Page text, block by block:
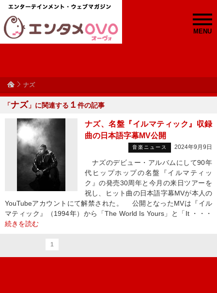
MENU
ナズ
「ナズ 」に関連する １ 件の記事
ナズ、名盤『イルマティック』収録
曲の日本語字幕MV公開
音楽ニュース 2024年9月9日
ナズのデビュー・アルバムにして90年
代ヒップホップの名盤『イルマティッ
ク』の発売30周年と今月の来日ツアーを
祝し、ヒット曲の日本語字幕MVが本人の
YouTubeアカウントにて解禁された。 公開となったMVは『イル
マティック』（1994年）から「The World Is Yours」と「It ・・・
続きを読む
1